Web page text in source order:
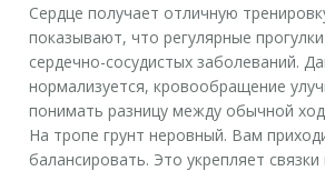
Сердце получает отличную
показывают, что регулярные
сердечно-сосудистых заболеваний.
нормализуется, кровообращение
понимать разницу между обычной
На тропе грунт неровный. Вам
балансировать. Это укрепляет